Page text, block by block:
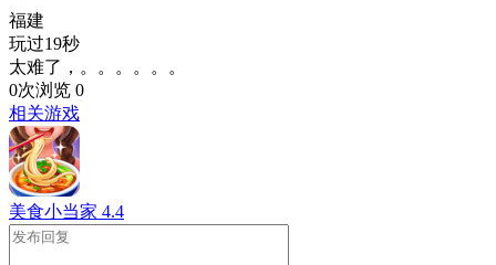
福建
玩过19秒
太难了，。。。。。。
0次浏览 0
相关游戏
美食小当家 4.4